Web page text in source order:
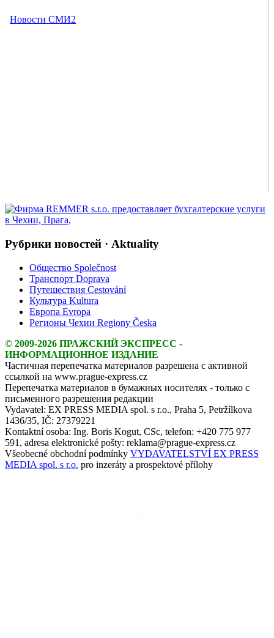
Рубрики новостей · Aktuality
Общество Společnost
Транспорт Doprava
Путешествия Cestování
Культура Kultura
Европа Evropa
Регионы Чехии Regiony Česka
© 2009-2026 ПРАЖСКИЙ ЭКСПРЕСС -
ИНФОРМАЦИОННОЕ ИЗДАНИЕ
Частичная перепечатка материалов разрешена с активной
ссылкой на www.prague-express.cz
Перепечатка материалов в бумажных носителях - только с
письменного разрешения редакции
Vydavatel: EX PRESS MEDIA spol. s r.o., Praha 5, Petržílkova
1436/35, IČ: 27379221
Kontaktní osoba: Ing. Boris Kogut, CSc, telefon: +420 775 977
591, adresa elektronické pošty: reklama@prague-express.cz
Všeobecné obchodní podmínky VYDAVATELSTVÍ EX PRESS
MEDIA spol. s r.o. pro inzeráty a prospektové přílohy